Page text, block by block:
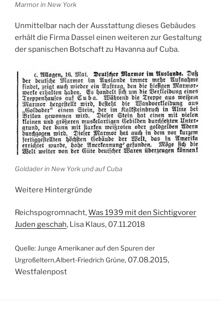
Marmor in New York
Unmittelbar nach der Ausstattung dieses Gebäudes
erhält die Firma Dassel einen weiteren zur Gestaltung
der spanischen Botschaft zu Havanna auf Cuba.
Goldader in New York und auf Cuba
Weitere Hintergründe
Reichspogromnacht,Was 1939 mit den Sichtigvorer
Juden geschah, Lisa Klaus, 07.11.2018
Quelle: Junge Amerikaner auf den Spuren der
Urgroßeltern,Albert-Friedrich Grüne, 07.08.2015,
Westfalenpost